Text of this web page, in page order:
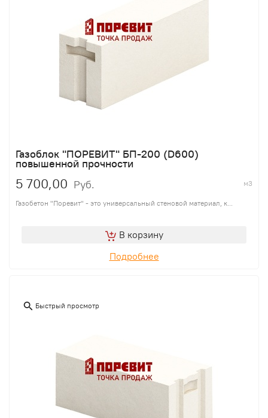
Газоблок "ПОРЕВИТ" БП-200 (D600)
повышенной прочности
5 700,00 Руб. м3
Газобетон "Поревит" - это универсальный стеновой материал, к...
В корзину
Подробнее
Быстрый просмотр